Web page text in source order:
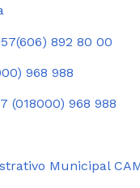
892 80 00
968 988
(018000) 968 988
Municipal